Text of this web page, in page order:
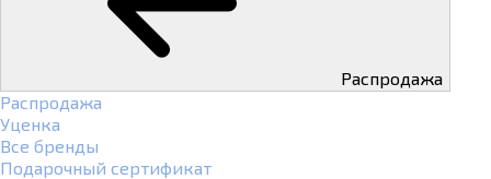
Распродажа
Распродажа
Уценка
Все бренды
Подарочный сертификат